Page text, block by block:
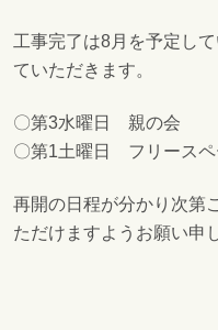
工事完了は8月を予定し
ていただきます。
〇第3水曜日 親の会
〇第1土曜日 フリースペ
再開の日程が分かり次第
ただけますようお願い申